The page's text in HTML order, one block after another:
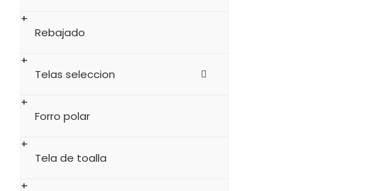
Rebajado
Telas seleccion
Forro polar
Tela de toalla